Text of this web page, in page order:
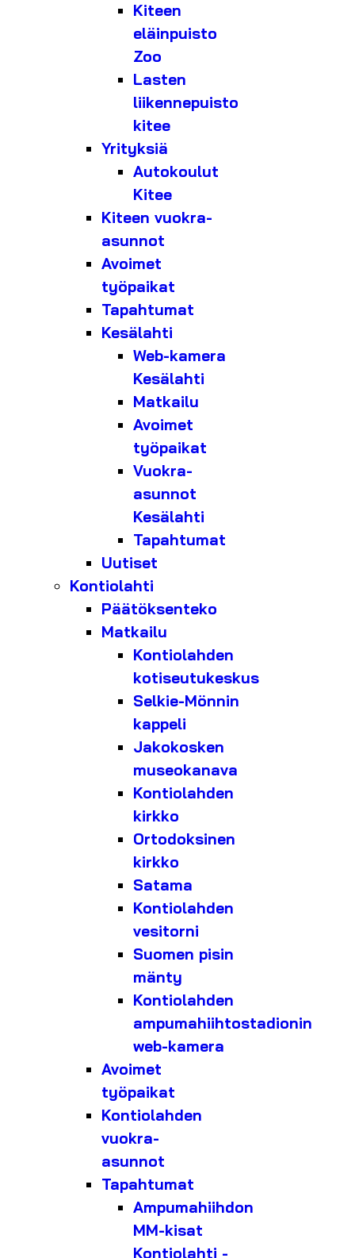
Kiteen
eläinpuisto
Zoo
Lasten
liikennepuisto
kitee
Yrityksiä
Autokoulut
Kitee
Kiteen vuokra-
asunnot
Avoimet
työpaikat
Tapahtumat
Kesälahti
Web-kamera
Kesälahti
Matkailu
Avoimet
työpaikat
Vuokra-
asunnot
Kesälahti
Tapahtumat
Uutiset
Kontiolahti
Päätöksenteko
Matkailu
Kontiolahden
kotiseutukeskus
Selkie-Mönnin
kappeli
Jakokosken
museokanava
Kontiolahden
kirkko
Ortodoksinen
kirkko
Satama
Kontiolahden
vesitorni
Suomen pisin
mänty
Kontiolahden
ampumahiihtostadionin
web-kamera
Avoimet
työpaikat
Kontiolahden
vuokra-
asunnot
Tapahtumat
Ampumahiihdon
MM-kisat
Kontiolahti -